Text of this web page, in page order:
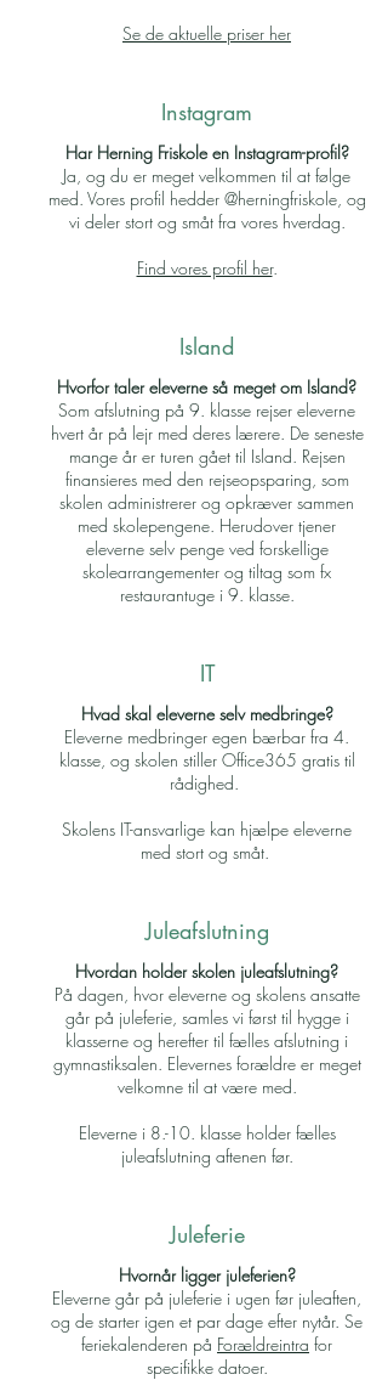
Se de aktuelle priser her
Instagram
Har Herning Friskole en Instagram-profil?
Ja, og du er meget velkommen til at følge
med. Vores profil hedder @herningfriskole, og
vi deler stort og småt fra vores hverdag.
Find vores profil her.
Island
Hvorfor taler eleverne så meget om Island?
Som afslutning på 9. klasse rejser eleverne
hvert år på lejr med deres lærere. De seneste
mange år er turen gået til Island. Rejsen
finansieres med den rejseopsparing, som
skolen administrerer og opkræver sammen
med skolepengene. Herudover tjener
eleverne selv penge ved forskellige
skolearrangementer og tiltag som fx
restaurantuge i 9. klasse.
IT
Hvad skal eleverne selv medbringe?
Eleverne medbringer egen bærbar fra 4.
klasse, og skolen stiller Office365 gratis til
rådighed.
Skolens IT-ansvarlige kan hjælpe eleverne
med stort og småt.
Juleafslutning
Hvordan holder skolen juleafslutning?
På dagen, hvor eleverne og skolens ansatte
går på juleferie, samles vi først til hygge i
klasserne og herefter til fælles afslutning i
gymnastiksalen. Elevernes forældre er meget
velkomne til at være med.
Eleverne i 8.-10. klasse holder fælles
juleafslutning aftenen før.
Juleferie
Hvornår ligger juleferien?
Eleverne går på juleferie i ugen før juleaften,
og de starter igen et par dage efter nytår. Se
feriekalenderen på Forældreintra for
specifikke datoer.